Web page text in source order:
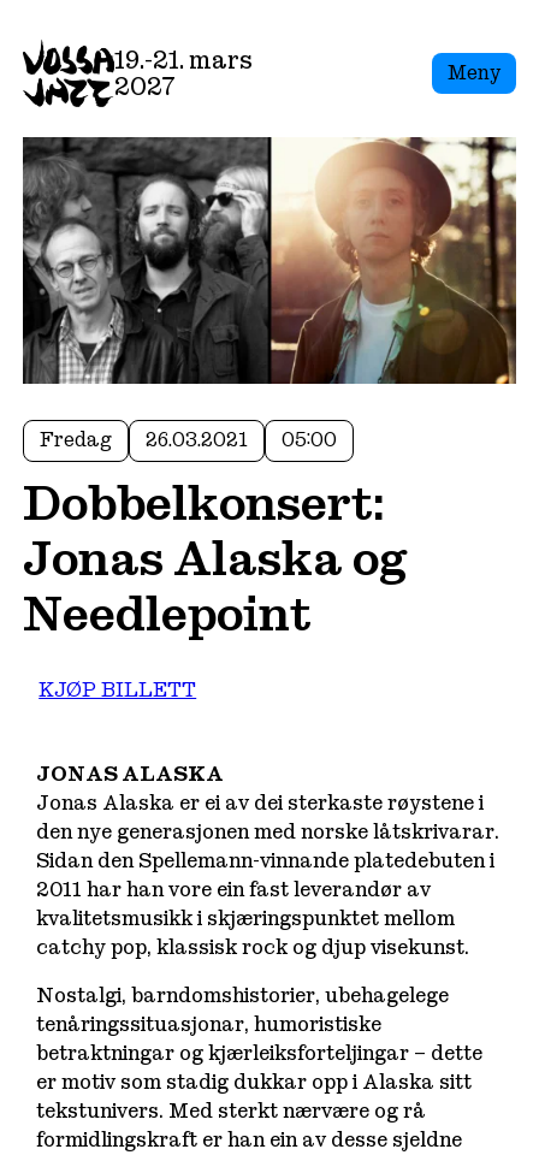
19.-21. mars
2027
Meny
Fredag 26.03.2021 05:00
Dobbelkonsert:
Jonas Alaska og
Needlepoint
KJØP BILLETT
JONAS ALASKA
Jonas Alaska er ei av dei sterkaste røystene i
den nye generasjonen med norske låtskrivarar.
Sidan den Spellemann-vinnande platedebuten i
2011 har han vore ein fast leverandør av
kvalitetsmusikk i skjæringspunktet mellom
catchy pop, klassisk rock og djup visekunst.
Nostalgi, barndomshistorier, ubehagelege
tenåringssituasjonar, humoristiske
betraktningar og kjærleiksforteljingar – dette
er motiv som stadig dukkar opp i Alaska sitt
tekstunivers. Med sterkt nærvære og rå
formidlingskraft er han ein av desse sjeldne